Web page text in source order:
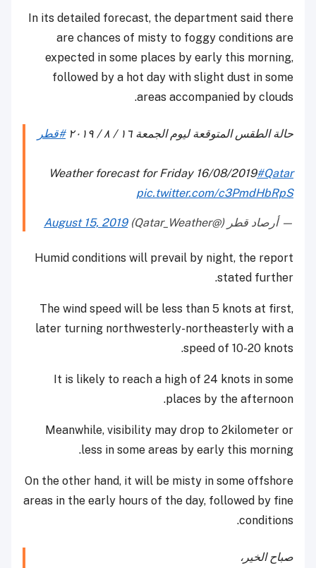
In its detailed forecast, the department said there
are chances of misty to foggy conditions are
expected in some places by early this morning,
followed by a hot day with slight dust in some
areas accompanied by clouds.
حالة الطقس المتوقعة ليوم الجمعة ١٦ / ٨ / ٢٠١٩ #قطر
Weather forecast for Friday 16/08/2019#Qatar
pic.twitter.com/c3PmdHbRpS
— أرصاد قطر (@Qatar_Weather) August 15, 2019
Humid conditions will prevail by night, the report
stated further.
The wind speed will be less than 5 knots at first,
later turning northwesterly-northeasterly with a
speed of 10-20 knots.
It is likely to reach a high of 24 knots in some
places by the afternoon.
Meanwhile, visibility may drop to 2kilometer or
less in some areas by early this morning.
On the other hand, it will be misty in some offshore
areas in the early hours of the day, followed by fine
conditions.
صباح الخير،